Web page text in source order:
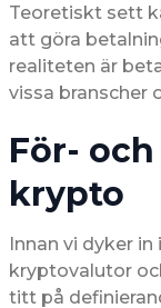
Teoretiskt sett
att göra
realiteten är
vissa branscher
För-
krypto
Innan vi dyker
kryptovalutor
titt på